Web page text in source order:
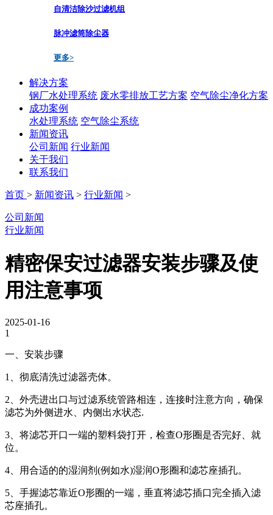
自清洁除沙过滤机组
脉冲滤筒除尘器
更多>
解决方案
钢厂水处理系统 废水零排放工艺方案 空气除尘净化方案
成功案例
水处理系统 空气除尘系统
新闻资讯
公司新闻 行业新闻
关于我们
联系我们
首页 > 新闻资讯 > 行业新闻 >
公司新闻
行业新闻
精密保安过滤器安装步骤及使
用注意事项
2025-01-16
1
一、安装步骤
1、彻底清洗过滤器壳体。
2、外壳进出口与过滤系统管路相连，连接时注意方向，确保
滤芯为外侧进水、内侧出水状态.
3、将滤芯开口一端的塑料袋打开，检查O形圈是否完好、就
位。
4、用合适的的湿润剂(例如水)湿润O形圈和滤芯座插孔。
5、手握滤芯靠近O形圈的一端，垂直将滤芯插口完全插入滤
芯座插孔。